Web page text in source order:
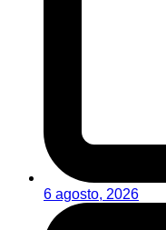
6 agosto, 2026